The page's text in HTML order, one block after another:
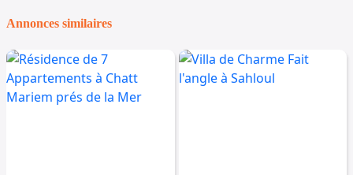
Annonces similaires